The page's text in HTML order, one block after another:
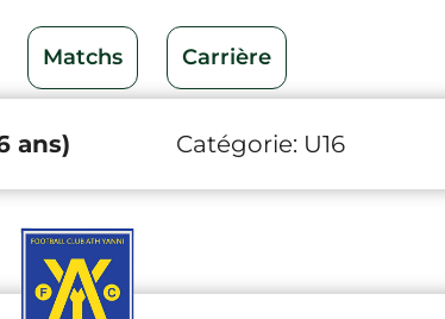
Matchs Carrière
ans) Catégorie: U16